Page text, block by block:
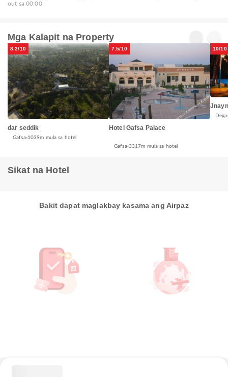
out sa 00:00
Mga Kalapit na Property
8.2/10
dar seddik
Gafsa 1039m mula sa hotel
7.5/10
Hotel Gafsa Palace
Gafsa 3317m mula sa hotel
10/10
Sikat na Hotel
Bakit dapat maglakbay kasama ang Airpaz